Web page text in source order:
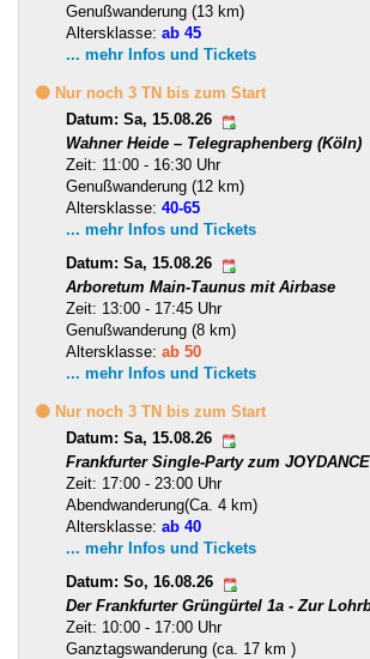
Genußwanderung (13 km)
Altersklasse: ab 45
... mehr Infos und Tickets
🟡 Nur noch 3 TN bis zum Start
Datum: Sa, 15.08.26
Wahner Heide – Telegraphenberg (Köln)
Zeit: 11:00 - 16:30 Uhr
Genußwanderung (12 km)
Altersklasse: 40-65
... mehr Infos und Tickets
Datum: Sa, 15.08.26
Arboretum Main-Taunus mit Airbase
Zeit: 13:00 - 17:45 Uhr
Genußwanderung (8 km)
Altersklasse: ab 50
... mehr Infos und Tickets
🟡 Nur noch 3 TN bis zum Start
Datum: Sa, 15.08.26
Frankfurter Single-Party zum
Zeit: 17:00 - 23:00 Uhr
Abendwanderung(Ca. 4 km)
Altersklasse: ab 40
... mehr Infos und Tickets
Datum: So, 16.08.26
Der Frankfurter Grüngürtel 1a - Zur
Zeit: 10:00 - 17:00 Uhr
Ganztagswanderung (ca. 17 km )